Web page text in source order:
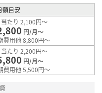
額目安
たり 2,100円～
円/月～
費用他 8,800円～
たり 2,200円～
円/月～
費用他 5,500円～